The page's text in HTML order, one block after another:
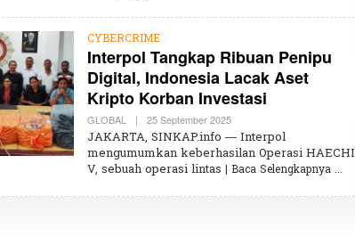
N
I
S
CYBERCRIME
Interpol Tangkap Ribuan Penipu
Digital, Indonesia Lacak Aset
Kripto Korban Investasi
GLOBAL | 25 September 2025O
H
K
A
JAKARTA, SINKAP.info — Interpol
mengumumkan keberhasilan Operasi HAECHI
V, sebuah operasi lintas | Baca Selengkapnya